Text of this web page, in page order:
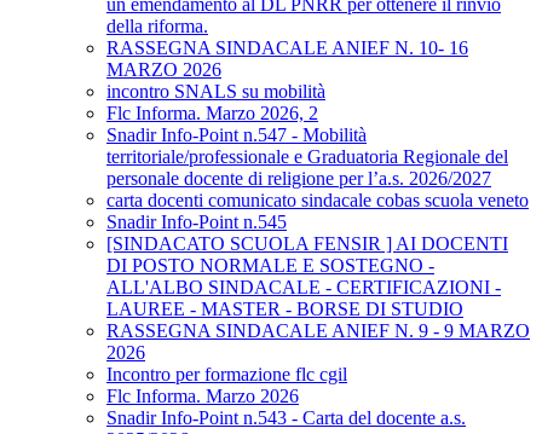
un emendamento al DL PNRR per ottenere il rinvio
della riforma.
RASSEGNA SINDACALE ANIEF N. 10- 16
MARZO 2026
incontro SNALS su mobilità
Flc Informa. Marzo 2026, 2
Snadir Info-Point n.547 - Mobilità
territoriale/professionale e Graduatoria Regionale del
personale docente di religione per l’a.s. 2026/2027
carta docenti comunicato sindacale cobas scuola veneto
Snadir Info-Point n.545
[SINDACATO SCUOLA FENSIR ] AI DOCENTI
DI POSTO NORMALE E SOSTEGNO -
ALL'ALBO SINDACALE - CERTIFICAZIONI -
LAUREE - MASTER - BORSE DI STUDIO
RASSEGNA SINDACALE ANIEF N. 9 - 9 MARZO
2026
Incontro per formazione flc cgil
Flc Informa. Marzo 2026
Snadir Info-Point n.543 - Carta del docente a.s.